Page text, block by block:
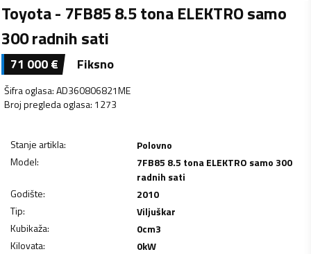
Toyota - 7FB85 8.5 tona ELEKTRO samo
300 radnih sati
71 000€ Fiksno
Šifra oglasa:AD360806821ME
Broj pregleda oglasa: 1273
Stanje artikla:
Polovno
Model:
7FB85 8.5 tona ELEKTRO samo 300
radnih sati
Godište:
2010
Tip:
Viljuškar
Kubikaža: 0cm3
Kilovata: 0kW